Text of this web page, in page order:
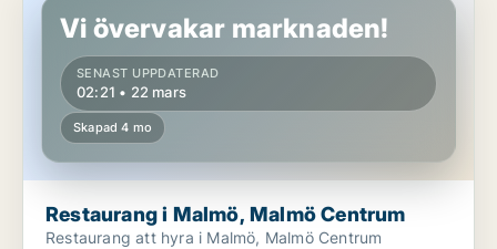
Vi övervakar marknaden!
SENAST UPPDATERAD
02:21 • 22 mars
Skapad 4 mo
Restaurang i Malmö, Malmö Centrum
Restaurang att hyra i Malmö, Malmö Centrum